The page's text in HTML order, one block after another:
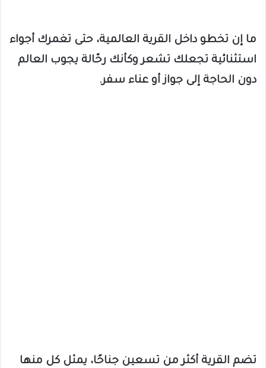
ما إن تخطو داخل القرية العالمية، حتى تغمرك أجواء
استثنائية تجعلك تشعر وكأنك رحّالة يجوب العالم
دون الحاجة إلى جواز أو عناء سفر.
تضم القرية أكثر من تسعين جناحًا، يمثل كل منها